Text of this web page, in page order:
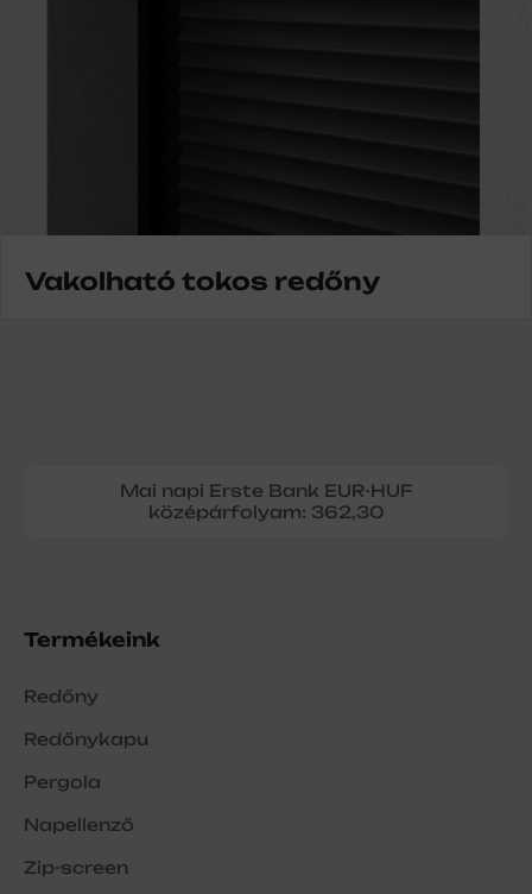
Vakolható tokos redőny
Mai napi Erste Bank EUR-HUF
középárfolyam: 362,30
Termékeink
Redőny
Redőnykapu
Pergola
Napellenző
Zip-screen